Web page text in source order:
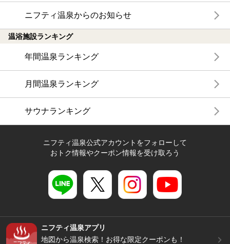
ニフティ温泉からのお知らせ
温浴施設ランキング
年間温泉ランキング
月間温泉ランキング
サウナランキング
ニフティ温泉公式アカウントをフォローして
おトク情報やクーポン情報を受け取ろう
ニフティ温泉アプリ
地図から温泉検索！お得な限定クーポンも！